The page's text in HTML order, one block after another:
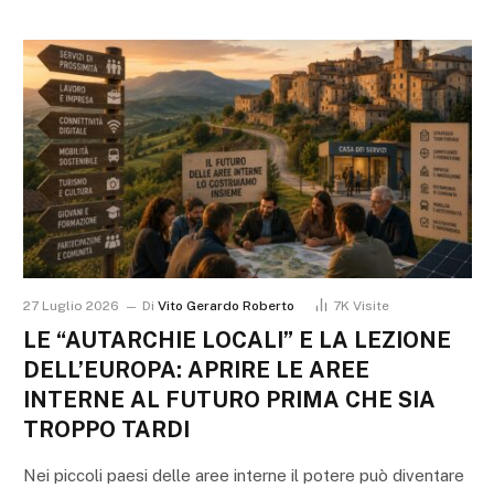
27 Luglio 2026 Di Vito Gerardo Roberto 7K Visite
LE “AUTARCHIE LOCALI” E LA LEZIONE
DELL’EUROPA: APRIRE LE AREE
INTERNE AL FUTURO PRIMA CHE SIA
TROPPO TARDI
Nei piccoli paesi delle aree interne il potere può diventare